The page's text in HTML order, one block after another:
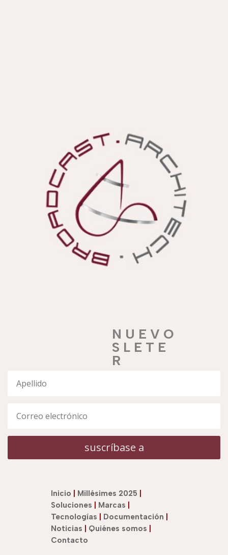
N U E V O
S L E T E
R
suscríbase a
Inicio Millésimes 2025
Soluciones
Marcas
Tecnologías
Documentación
Noticias
Quiénes somos
Contacto